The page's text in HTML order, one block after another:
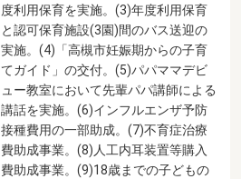
度利用保育を実施。(3)年度利用保育
と認可保育施設(3園)間のバス送迎の
実施。(4)「高槻市妊娠期からの子育
てガイド」の交付。(5)パパママデビ
ュー教室において先輩パパ講師による
講話を実施。(6)インフルエンザ予防
接種費用の一部助成。(7)不育症治療
費助成事業。(8)人工内耳装置等購入
費助成事業。(9)18歳までの子どもの